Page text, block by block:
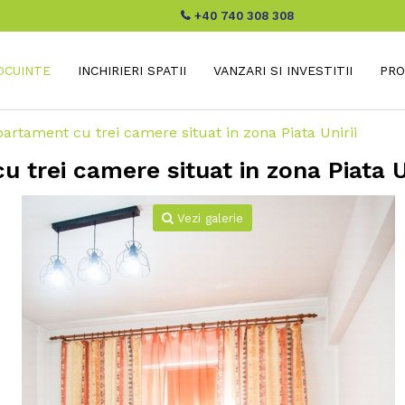
+40 740 308 308
INCHIRIERI SPATII VANZARI SI INVESTITII
cu trei camere situat in zona Piata Unirii
trei camere situat in zona Piata
Vezi galerie